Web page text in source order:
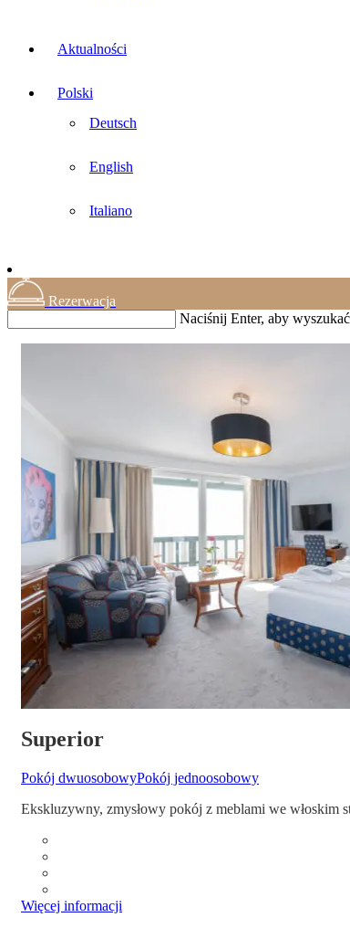
Aktualności
Polski
Deutsch
English
Italiano
Rezerwacja
Naciśnij Enter, aby
Superior
Pokój dwuosobowyPokój jednoosobowy
Ekskluzywny, zmysłowy pokój z meblami we włoskim
Więcej informacji